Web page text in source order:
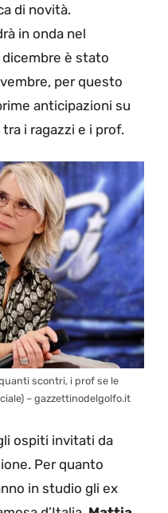
di novità.
in onda nel
dicembre è stato
per questo
anticipazioni su
i ragazzi e i prof.
scontri, i prof se le
– gazzettinodelgolfo.it
ospiti invitati da
Per quanto
in studio gli ex